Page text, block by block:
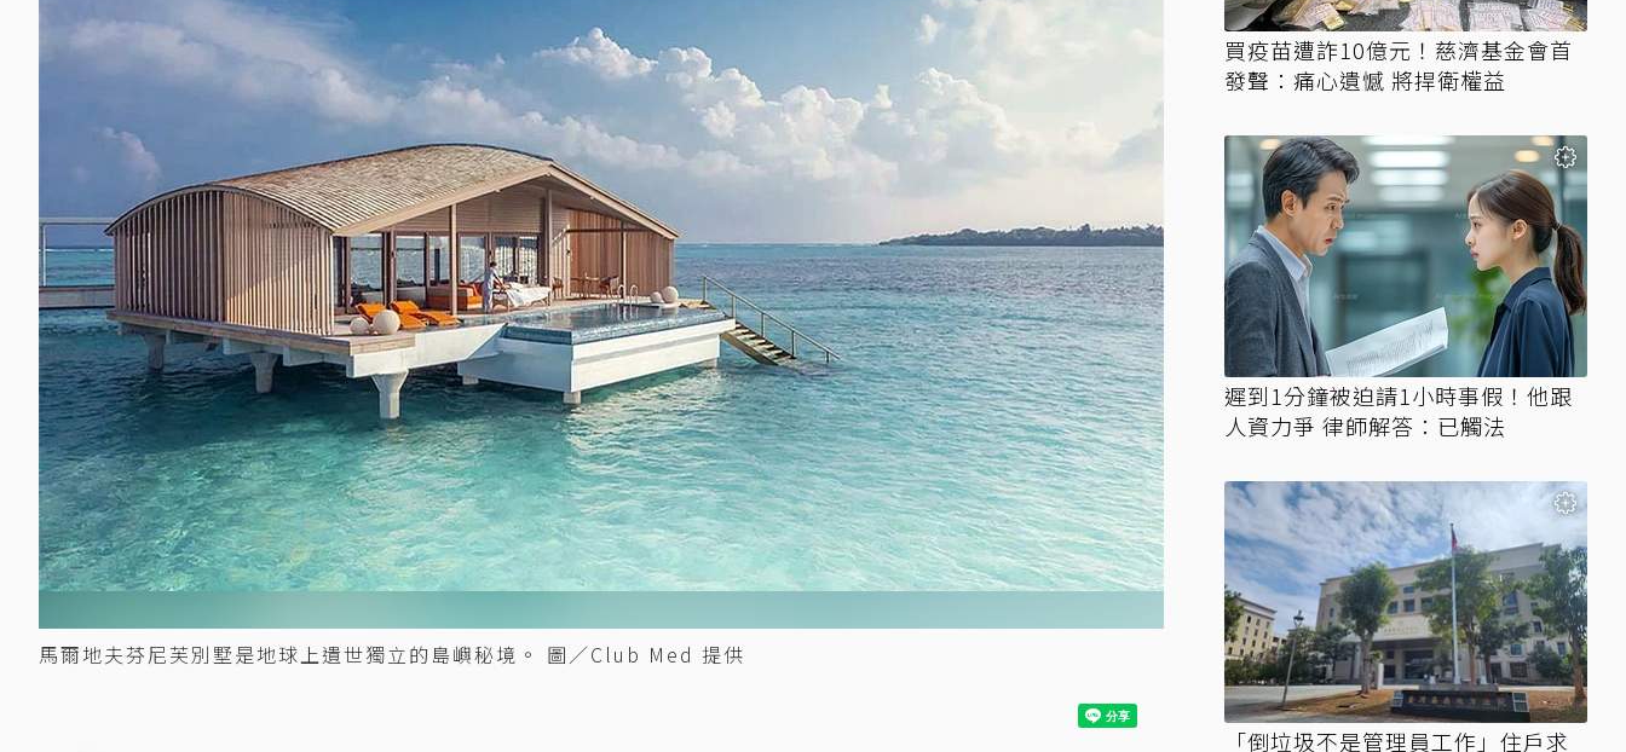
馬爾地夫芬尼芙別墅是地球上遺世獨立的島嶼秘境。 圖／Club Med 提供
買疫苗遭詐10億元！慈濟基金會首
發聲：痛心遺憾 將捍衛權益
遲到1分鐘被迫請1小時事假！他跟
人資力爭 律師解答：已觸法
「倒垃圾不是管理員工作」住戶求